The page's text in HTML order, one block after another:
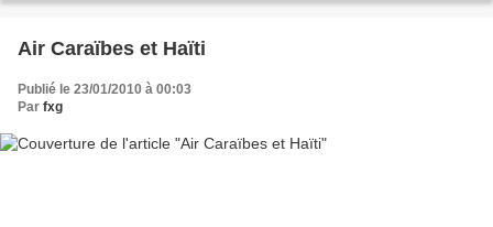
Air Caraïbes et Haïti
Publié le 23/01/2010 à 00:03
Par fxg